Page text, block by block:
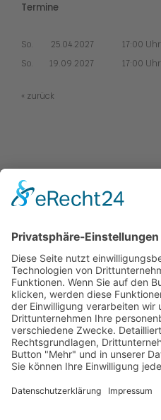
Termine
So. 25.04.2027
17:00 Uhr
So.
19.09.2027 17:00 Uhr
« zurück
Central Kabarett
Sanftwut
academixer
Leipziger Pfeffermühle
Spielstätten
Haus Leipzig
Ticketgalerie